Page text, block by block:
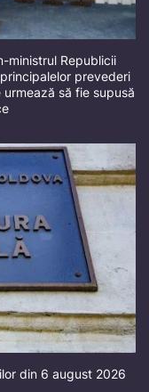
ministrul Republicii
prevederi
să fie supusă
din 6 august 2026